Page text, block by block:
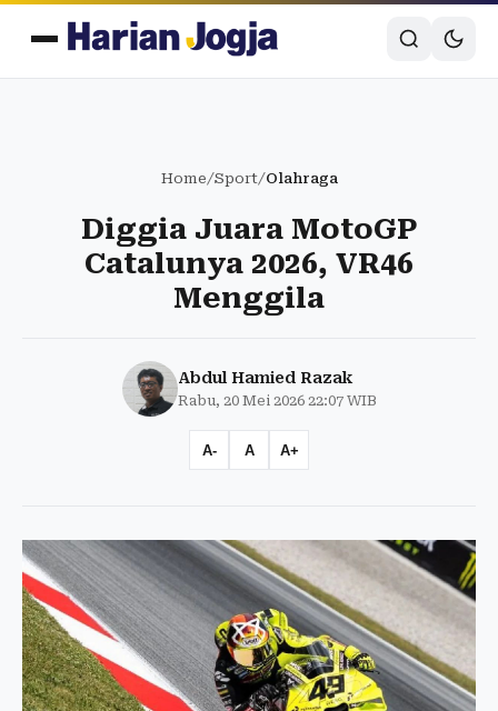
Home/Sport/Olahraga
Diggia Juara MotoGP
Catalunya 2026, VR46
Menggila
Abdul Hamied Razak
Rabu, 20 Mei 2026 22:07 WIB
A- A A+